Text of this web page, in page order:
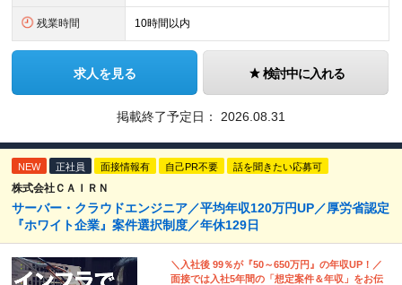
残業時間 10時間以内
求人を見る 検討中に入れる
掲載終了予定日： 2026.08.31
NEW 正社員 面接情報有 自己PR不要 話を聞きたい応募可
株式会社ＣＡＩＲＮ
サーバー・クラウドエンジニア／平均年収120万円UP／厚労省認定
『ホワイト企業』案件選択制度／年休129日
＼入社後 99％が『50～650万円』の年収UP！／
面接では入社5年間の「想定案件＆年収」をお伝